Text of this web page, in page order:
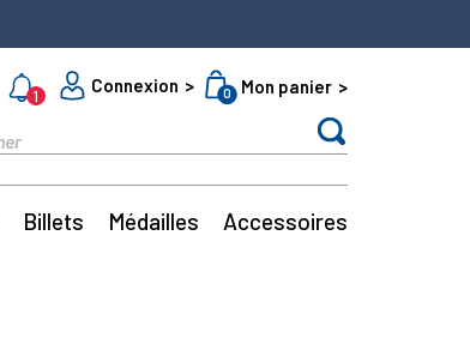
1
Connexion 0 Mon panier
Billets Médailles Accessoires